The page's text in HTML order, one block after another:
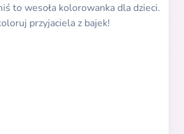
to wesoła kolorowanka dla dzieci.
przyjaciela z bajek!